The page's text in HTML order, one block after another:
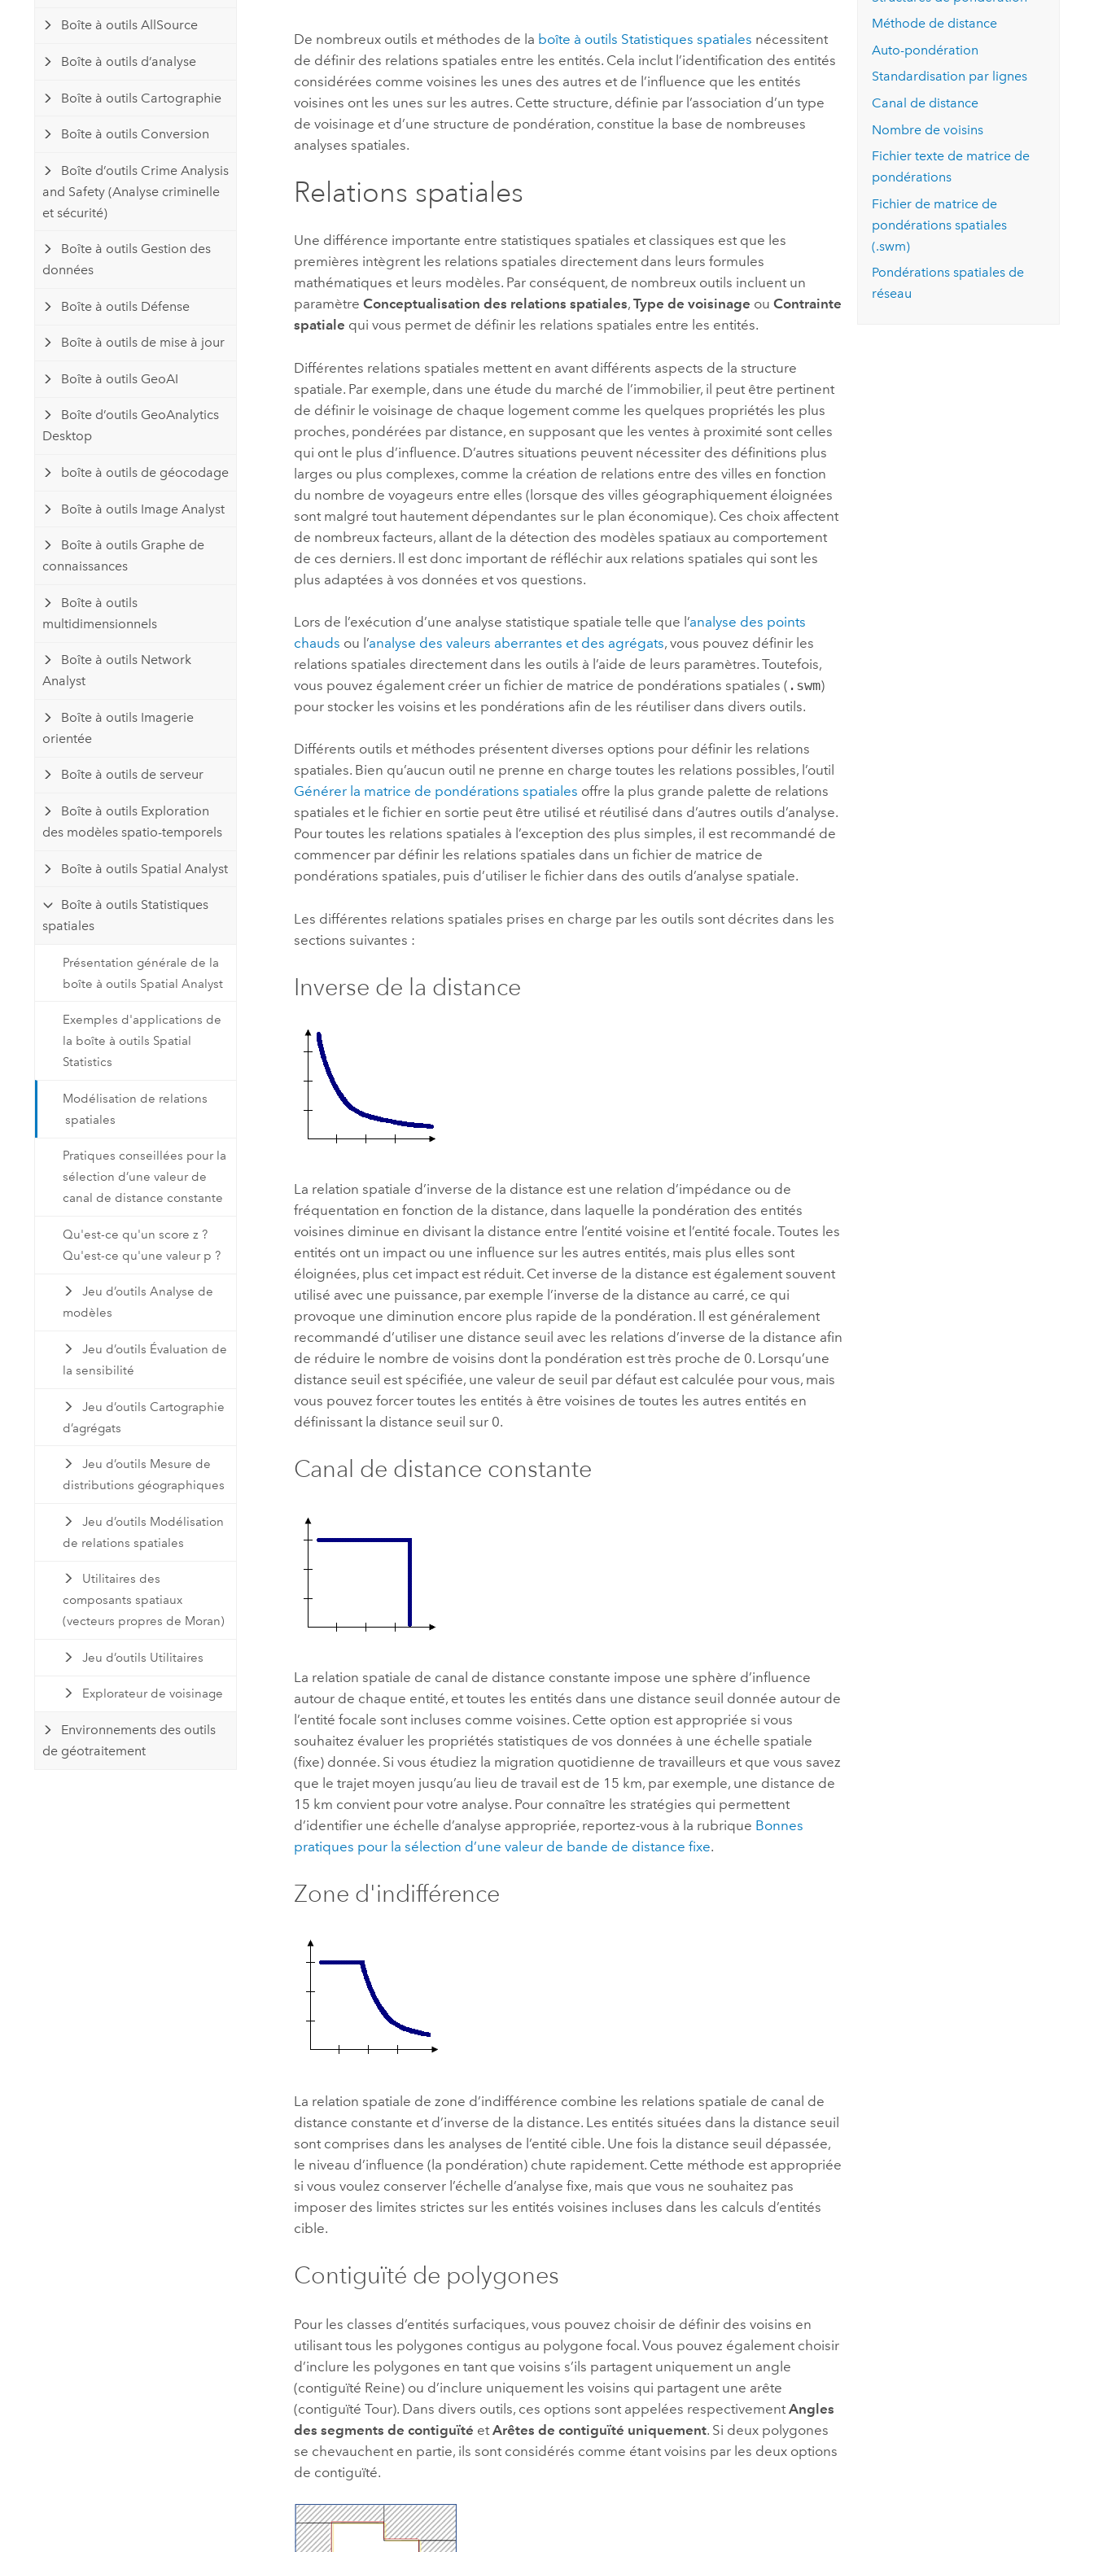
Technologie Developer
cartographie et d’analyse spatiale
Tous les produits
essai gratuit.
Découvrir ArcGIS Pro
Tous les secteurs d’activité
Explorer ce cours
technologiques
tendances de
l’univers
géospatial
Lire le récit
Boîte à outils AllSource
Boîte à outils d’analyse
Boîte à outils Cartographie
Boîte à outils Conversion
Boîte d’outils Crime Analysis
and Safety (Analyse criminelle
et sécurité)
Boîte à outils Gestion des
données
Boîte à outils Défense
Boîte à outils de mise à jour
Boîte à outils GeoAI
Boîte d’outils GeoAnalytics
Desktop
boîte à outils de géocodage
Boîte à outils Image Analyst
Boîte à outils Graphe de
connaissances
Boîte à outils
multidimensionnels
Boîte à outils Network
Analyst
Boîte à outils Imagerie
orientée
Boîte à outils de serveur
Boîte à outils Exploration
des modèles spatio-temporels
Boîte à outils Spatial Analyst
Boîte à outils Statistiques
spatiales
Présentation générale de la
boîte à outils Spatial Analyst
Exemples d'applications de
la boîte à outils Spatial
Statistics
Modélisation de relations
spatiales
Pratiques conseillées pour la
sélection d’une valeur de
canal de distance constante
Qu'est-ce qu'un score z ?
Qu'est-ce qu'une valeur p ?
Jeu d’outils Analyse de
modèles
Jeu d’outils Évaluation de
la sensibilité
Jeu d’outils Cartographie
d’agrégats
Jeu d’outils Mesure de
distributions géographiques
Jeu d’outils Modélisation
de relations spatiales
Utilitaires des
composants spatiaux
(vecteurs propres de Moran)
Jeu d’outils Utilitaires
Explorateur de voisinage
Environnements des outils
de géotraitement
De nombreux outils et méthodes de la boîte à outils Statistiques spatiales nécessitent
de définir des relations spatiales entre les entités. Cela inclut l’identification des entités
considérées comme voisines les unes des autres et de l’influence que les entités
voisines ont les unes sur les autres. Cette structure, définie par l’association d’un type
de voisinage et d’une structure de pondération, constitue la base de nombreuses
analyses spatiales.
Relations spatiales
Une différence importante entre statistiques spatiales et classiques est que les
premières intègrent les relations spatiales directement dans leurs formules
mathématiques et leurs modèles. Par conséquent, de nombreux outils incluent un
paramètreConceptualisation des relations spatiales,Type de voisinage ouContrainte
spatiale qui vous permet de définir les relations spatiales entre les entités.
Différentes relations spatiales mettent en avant différents aspects de la structure
spatiale. Par exemple, dans une étude du marché de l’immobilier, il peut être pertinent
de définir le voisinage de chaque logement comme les quelques propriétés les plus
proches, pondérées par distance, en supposant que les ventes à proximité sont celles
qui ont le plus d’influence. D’autres situations peuvent nécessiter des définitions plus
larges ou plus complexes, comme la création de relations entre des villes en fonction
du nombre de voyageurs entre elles (lorsque des villes géographiquement éloignées
sont malgré tout hautement dépendantes sur le plan économique). Ces choix affectent
de nombreux facteurs, allant de la détection des modèles spatiaux au comportement
de ces derniers. Il est donc important de réfléchir aux relations spatiales qui sont les
plus adaptées à vos données et vos questions.
Lors de l’exécution d’une analyse statistique spatiale telle que l’analyse des points
chauds ou l’analyse des valeurs aberrantes et des agrégats, vous pouvez définir les
relations spatiales directement dans les outils à l’aide de leurs paramètres. Toutefois,
vous pouvez également créer un fichier de matrice de pondérations spatiales ( .swm)
pour stocker les voisins et les pondérations afin de les réutiliser dans divers outils.
Différents outils et méthodes présentent diverses options pour définir les relations
spatiales. Bien qu’aucun outil ne prenne en charge toutes les relations possibles, l’outil
Générer la matrice de pondérations spatiales offre la plus grande palette de relations
spatiales et le fichier en sortie peut être utilisé et réutilisé dans d’autres outils d’analyse.
Pour toutes les relations spatiales à l’exception des plus simples, il est recommandé de
commencer par définir les relations spatiales dans un fichier de matrice de
pondérations spatiales, puis d’utiliser le fichier dans des outils d’analyse spatiale.
Les différentes relations spatiales prises en charge par les outils sont décrites dans les
sections suivantes :
Inverse de la distance
La relation spatiale d’inverse de la distance est une relation d’impédance ou de
fréquentation en fonction de la distance, dans laquelle la pondération des entités
voisines diminue en divisant la distance entre l’entité voisine et l’entité focale. Toutes les
entités ont un impact ou une influence sur les autres entités, mais plus elles sont
éloignées, plus cet impact est réduit. Cet inverse de la distance est également souvent
utilisé avec une puissance, par exemple l’inverse de la distance au carré, ce qui
provoque une diminution encore plus rapide de la pondération. Il est généralement
recommandé d’utiliser une distance seuil avec les relations d’inverse de la distance afin
de réduire le nombre de voisins dont la pondération est très proche de 0. Lorsqu’une
distance seuil est spécifiée, une valeur de seuil par défaut est calculée pour vous, mais
vous pouvez forcer toutes les entités à être voisines de toutes les autres entités en
définissant la distance seuil sur 0.
Canal de distance constante
La relation spatiale de canal de distance constante impose une sphère d’influence
autour de chaque entité, et toutes les entités dans une distance seuil donnée autour de
l’entité focale sont incluses comme voisines. Cette option est appropriée si vous
souhaitez évaluer les propriétés statistiques de vos données à une échelle spatiale
(fixe) donnée. Si vous étudiez la migration quotidienne de travailleurs et que vous savez
que le trajet moyen jusqu’au lieu de travail est de 15 km, par exemple, une distance de
15 km convient pour votre analyse. Pour connaître les stratégies qui permettent
d’identifier une échelle d’analyse appropriée, reportez-vous à la rubrique Bonnes
pratiques pour la sélection d’une valeur de bande de distance fixe.
Zone d'indifférence
La relation spatiale de zone d’indifférence combine les relations spatiale de canal de
distance constante et d’inverse de la distance. Les entités situées dans la distance seuil
sont comprises dans les analyses de l’entité cible. Une fois la distance seuil dépassée,
le niveau d’influence (la pondération) chute rapidement. Cette méthode est appropriée
si vous voulez conserver l’échelle d’analyse fixe, mais que vous ne souhaitez pas
imposer des limites strictes sur les entités voisines incluses dans les calculs d’entités
cible.
Contiguïté de polygones
Pour les classes d’entités surfaciques, vous pouvez choisir de définir des voisins en
utilisant tous les polygones contigus au polygone focal. Vous pouvez également choisir
d’inclure les polygones en tant que voisins s’ils partagent uniquement un angle
(contiguïté Reine) ou d’inclure uniquement les voisins qui partagent une arête
(contiguïté Tour). Dans divers outils, ces options sont appelées respectivementAngles
des segments de contiguïté etArêtes de contiguïté uniquement. Si deux polygones
se chevauchent en partie, ils sont considérés comme étant voisins par les deux options
de contiguïté.
Méthode de distance
Auto-pondération
Standardisation par lignes
Canal de distance
Nombre de voisins
Fichier texte de matrice de
pondérations
Fichier de matrice de
pondérations spatiales
(.swm)
Pondérations spatiales de
réseau